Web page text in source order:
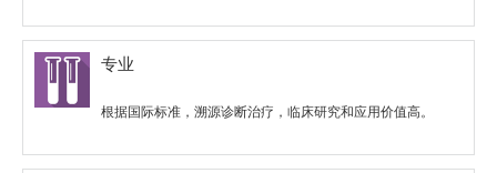
聋
颅面耳聋手综合征
材-听力受损综合征
巴特综合征伴感音神
经性聋
常染色体显性非综合
征性耳聋
诺里疾病
线粒体耳聋
征性听力损失
佩罗综合征
咽喉皮质增生综合征
专业
根据国际标准，溯源诊断治疗，临床研究和应用价值高。